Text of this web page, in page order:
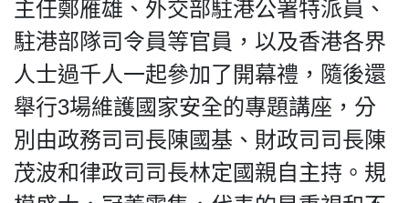
主任鄭雁雄、外交部駐港公署特派員、
駐港部隊司令員等官員，以及香港各界
人士過千人一起參加了開幕禮，隨後還
舉行3場維護國家安全的專題講座，分
別由政務司司長陳國基、財政司司長陳
茂波和律政司司長林定國親自主持。規